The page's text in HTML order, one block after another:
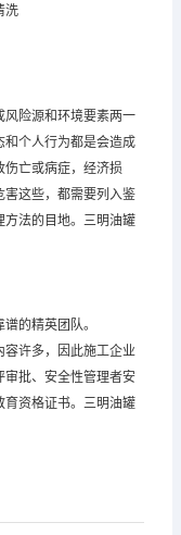
洗
风险源和环境要素两一
和个人行为都是会造成
亡或病症，经济损
害这些，都需要列入鉴
方法的目地。三明油罐
的精英团队。
容许多，因此施工企业
审批、安全性管理者安
育资格证书。三明油罐